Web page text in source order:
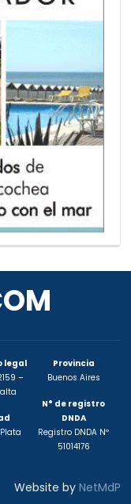
legal
–
Provincia
Buenos Aires
N° de registro
DNDA
Registro DNDA Nº
51014176
Website by NetMdP